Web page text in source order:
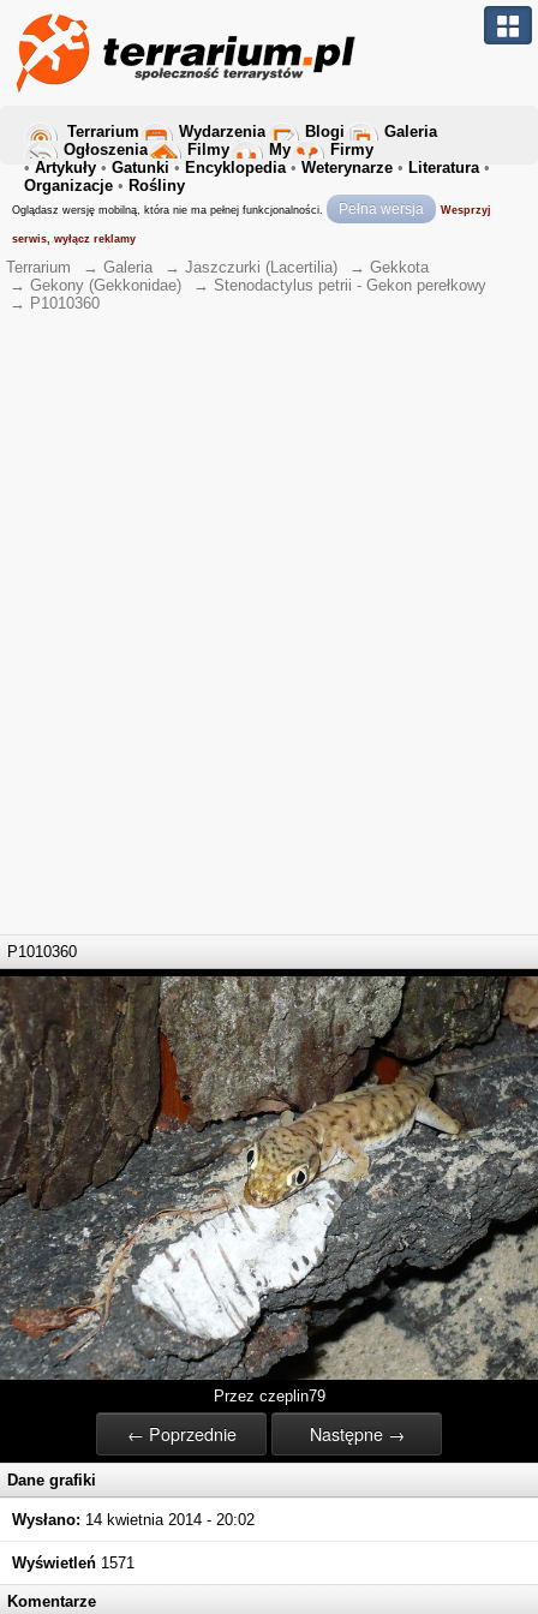
Terrarium Wydarzenia Blogi
Galeria
Ogłoszenia
Filmy My
Firmy
• Artykuły • Gatunki • Encyklopedia• Weterynarze • Literatura•
Organizacje • Rośliny
Oglądasz wersję mobilną, która nie ma pełnej funkcjonalności. Pełna wersja Wesprzyj
serwis, wyłącz reklamy
Terrarium → Galeria → Jaszczurki (Lacertilia) → Gekkota
→ Gekony (Gekkonidae) → Stenodactylus petrii - Gekon perełkowy
→ P1010360
P1010360
Przez czeplin79
← Poprzednie Następne →
Dane grafiki
Wysłano: 14 kwietnia 2014 - 20:02
Wyświetleń 1571
Komentarze